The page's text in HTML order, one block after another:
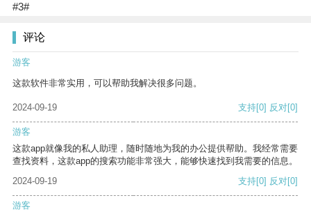
#3#
评论
游客
这款软件非常实用，可以帮助我解决很多问题。
2024-09-19 支持[0] 反对[0]
游客
这款app就像我的私人助理，随时随地为我的办公提供帮助。我经常需要
查找资料，这款app的搜索功能非常强大，能够快速找到我需要的信息。
2024-09-19
支持[0] 反对[0]
游客